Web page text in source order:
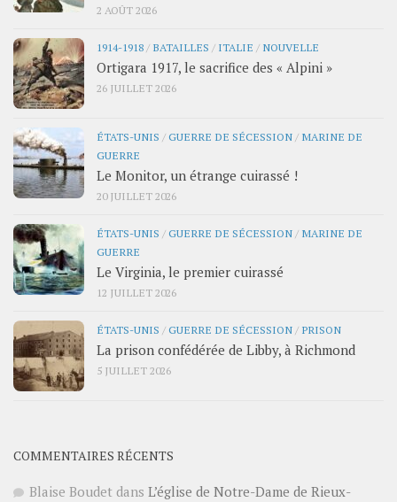
2 AOÛT 2026
1914-1918/ BATAILLES / ITALIE / NOUVELLE
Ortigara 1917, le sacrifice des « Alpini »
26 JUILLET 2026
ÉTATS-UNIS /GUERRE DE SÉCESSION/ MARINE DE
GUERRE
Le Monitor, un étrange cuirassé !
20 JUILLET 2026
ÉTATS-UNIS /GUERRE DE SÉCESSION/ MARINE DE
GUERRE
Le Virginia, le premier cuirassé
12 JUILLET 2026
ÉTATS-UNIS /GUERRE DE SÉCESSION/ PRISON
La prison confédérée de Libby, à Richmond
5 JUILLET 2026
COMMENTAIRES RÉCENTS
Blaise Boudet dans L’église de Notre-Dame de Rieux-